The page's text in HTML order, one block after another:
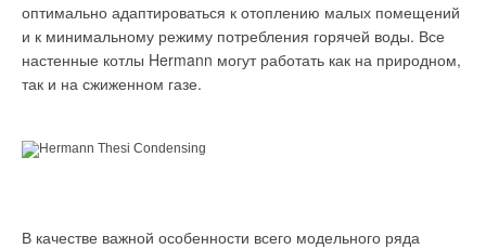
оптимально адаптироваться к отоплению малых помещений
и к минимальному режиму потребления горячей воды. Все
настенные котлы Hermann могут работать как на природном,
так и на сжиженном газе.
В качестве важной особенности всего модельного ряда